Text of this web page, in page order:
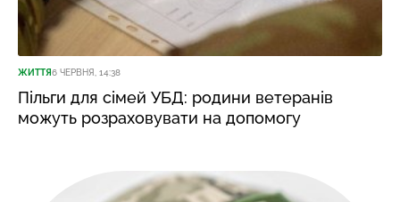
ЖИТТЯ6 ЧЕРВНЯ, 14:38
Пільги для сімей УБД: родини ветеранів
можуть розраховувати на допомогу